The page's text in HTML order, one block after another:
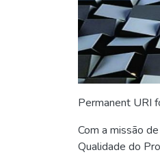
Permanent URI
Com a missão
Qualidade do